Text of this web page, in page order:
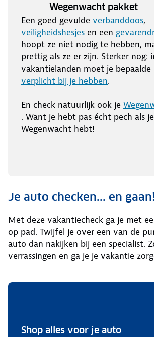
Wegenwacht pakket
Een goed gevulde verbanddoos,
veiligheidshesjes en een
hoopt ze niet nodig te hebben,
prettig als ze er zijn. Sterker nog:
vakantielanden moet je bepaalde
verplicht bij je hebben.
En check natuurlijk ook je
. Want je hebt pas écht pech als
Wegenwacht hebt!
Je auto checken... en gaan!
Met deze vakantiecheck ga je met
op pad. Twijfel je over een van de
auto dan nakijken bij een specialist.
verrassingen en ga je je vakantie
Shop alles voor je auto